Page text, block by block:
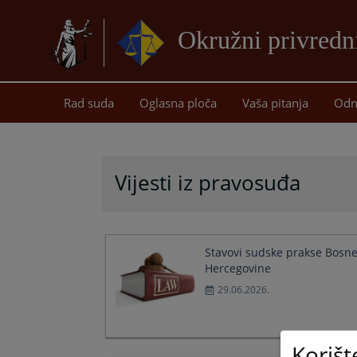
Okružni
Rad suda Oglasna ploča Vaša pitanja
Vijesti iz pravosuđa
Stavovi sudske prakse
Hercegovine
29.06.2026.